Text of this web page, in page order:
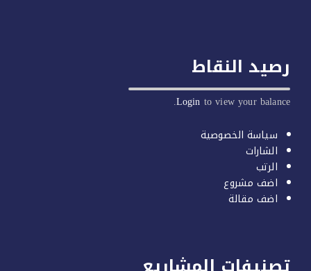
النقاط
Loginto view your
سياسة الخصوصية
الشارات
الرتب
اضف مشروع
اضف مقالة